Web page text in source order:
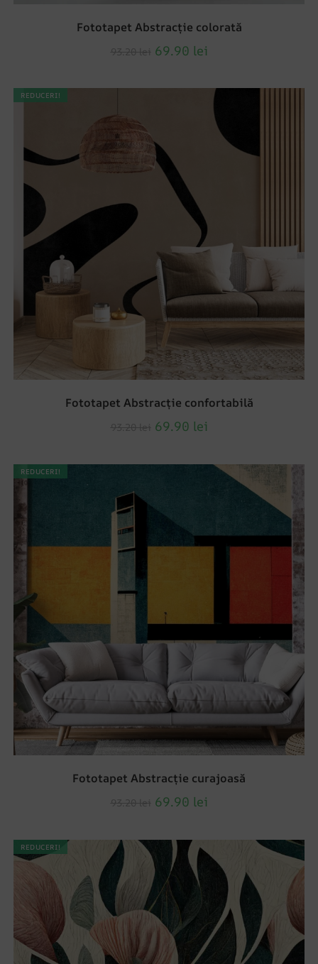
Fototapet Abstracție colorată
69.90 lei
REDUCERI!
Fototapet Abstracție confortabilă
69.90 lei
REDUCERI!
Fototapet Abstracție curajoasă
69.90 lei
REDUCERI!